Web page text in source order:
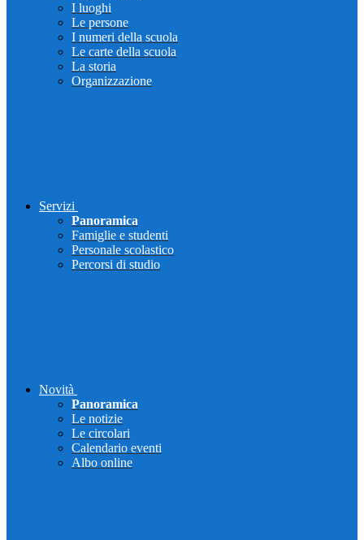
I luoghi
Le persone
I numeri della scuola
Le carte della scuola
La storia
Organizzazione
Servizi
Panoramica
Famiglie e studenti
Personale scolastico
Percorsi di studio
Novità
Panoramica
Le notizie
Le circolari
Calendario eventi
Albo online